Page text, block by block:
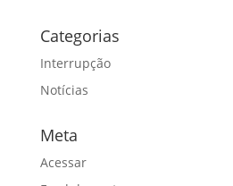
Categorias
Interrupção
Notícias
Meta
Acessar